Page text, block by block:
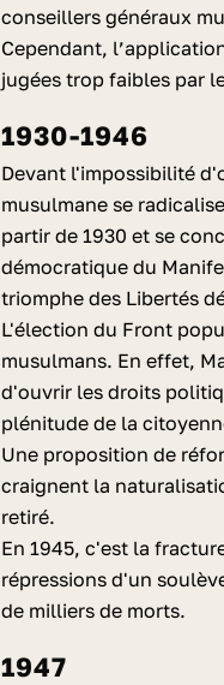
conseillers généraux
Cependant,
jugées trop faibles par
1930-1946
Devant l'impossibilité
musulmane se
partir de 1930 et se
démocratique du
triomphe des Libertés
L'élection du Front
musulmans. En effet,
d'ouvrir les droits
plénitude de la
Une proposition de
craignent la
retiré.
En 1945, c'est la
répressions d'un
de milliers de morts.
1947